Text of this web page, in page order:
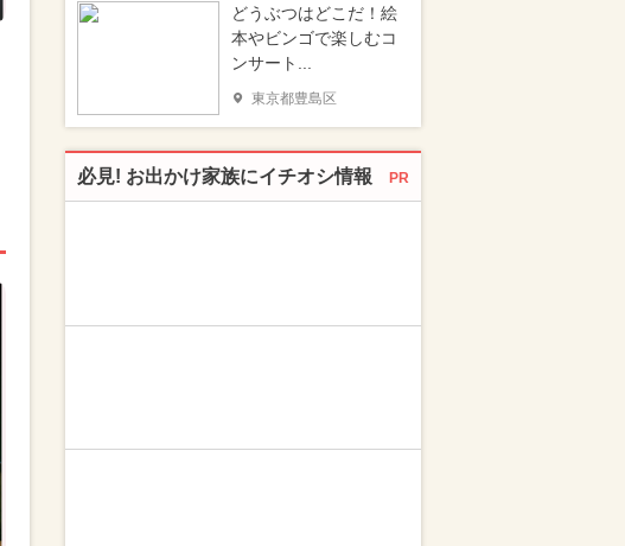
どうぶつはどこだ！絵
本やビンゴで楽しむコ
ンサート...
東京都豊島区
必見! お出かけ家族にイチオシ情報 PR